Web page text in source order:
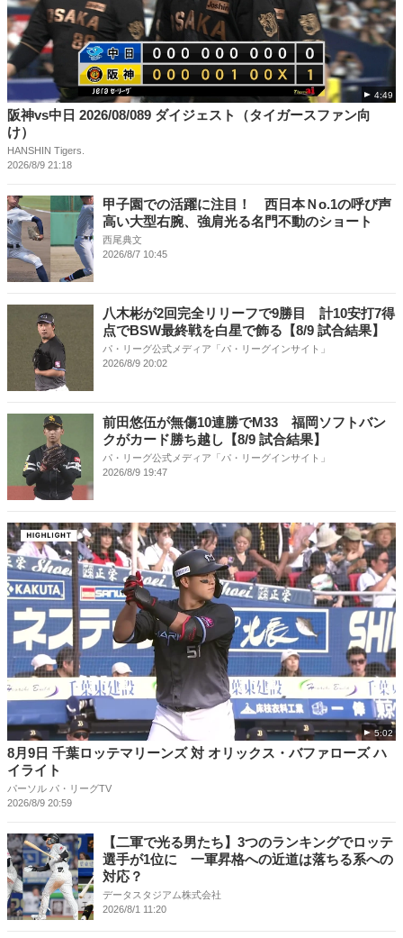
4:49
阪神vs中日 2026/08/089 ダイジェスト（タイガースファン向
け）
HANSHIN Tigers.
2026/8/9 21:18
甲子園での活躍に注目！ 西日本Ｎo.1の呼び声
高い大型右腕、強肩光る名門不動のショート
西尾典文
2026/8/7 10:45
八木彬が2回完全リリーフで9勝目 計10安打7得
点でBSW最終戦を白星で飾る【8/9 試合結果】
パ・リーグ公式メディア「パ・リーグインサイト」
2026/8/9 20:02
前田悠伍が無傷10連勝でM33 福岡ソフトバン
クがカード勝ち越し【8/9 試合結果】
パ・リーグ公式メディア「パ・リーグインサイト」
2026/8/9 19:47
5:02
8月9日 千葉ロッテマリーンズ 対 オリックス・バファローズ ハ
イライト
パーソル パ・リーグTV
2026/8/9 20:59
【二軍で光る男たち】3つのランキングでロッテ
選手が1位に 一軍昇格への近道は落ちる系への
対応？
データスタジアム株式会社
2026/8/1 11:20